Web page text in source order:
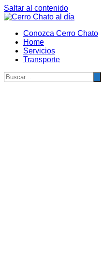
Saltar al contenido
Conozca Cerro Chato
Home
Servicios
Transporte